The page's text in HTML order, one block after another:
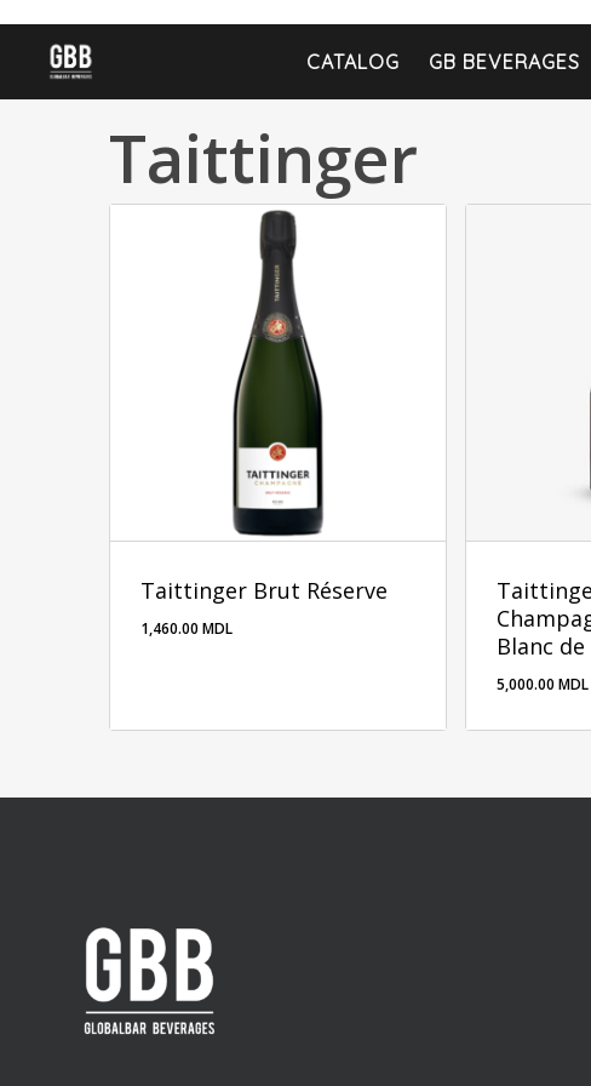
CATALOG GB BEVERAGES
Taittinger
Taittinger Brut Réserve
1,460.00 MDL
Blanc
5,000.00MDL